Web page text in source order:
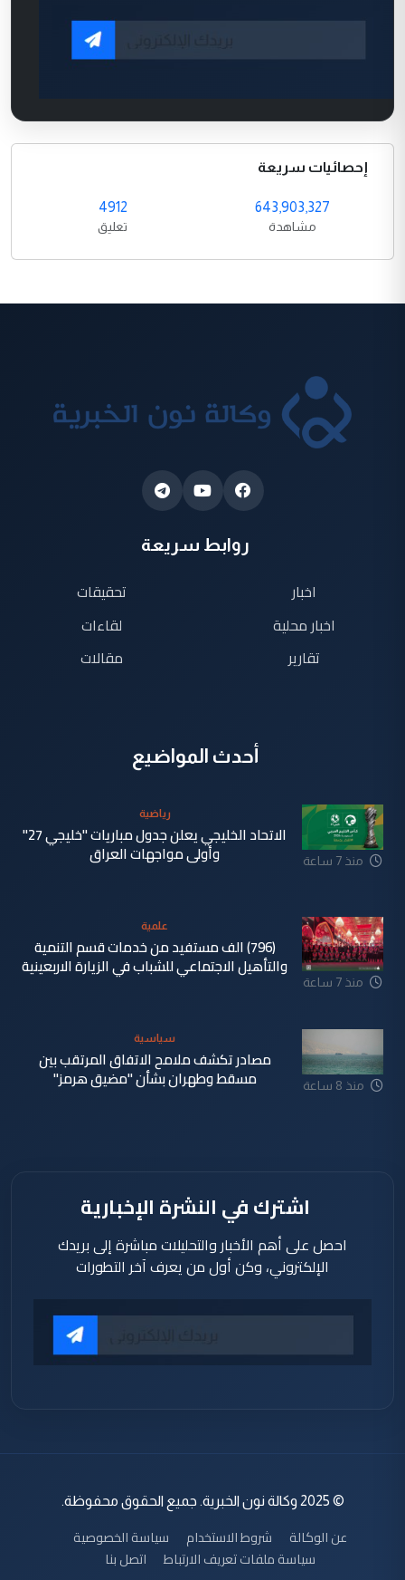
إحصائيات سريعة
643,903,327
مشاهدة
4912
تعليق
روابط سريعة
اخبار
اخبار محلية
تقارير
تحقيقات
لقاءات
مقالات
أحدث المواضيع
منذ 7 ساعة
رياضية
الاتحاد الخليجي يعلن جدول مباريات "خليجي 27"
وأولى مواجهات العراق
منذ 7 ساعة
علمية
(796) الف مستفيد من خدمات قسم التنمية
والتأهيل الاجتماعي للشباب في الزيارة الاربعينية
منذ 8 ساعة
سياسية
مصادر تكشف ملامح الاتفاق المرتقب بين
مسقط وطهران بشأن "مضيق هرمز"
اشترك في النشرة الإخبارية
احصل على أهم الأخبار والتحليلات مباشرة إلى بريدك
الإلكتروني، وكن أول من يعرف آخر التطورات
© 2025 وكالة نون الخبرية. جميع الحقوق محفوظة.
عن الوكالة شروط الاستخدام
سياسة الخصوصية
سياسة ملفات تعريف الارتباط
اتصل بنا